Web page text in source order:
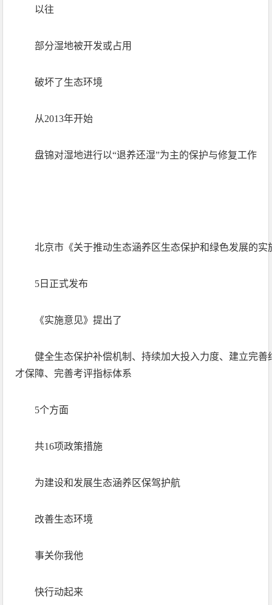
以往
部分湿地被开发或占用
破坏了生态环境
从2013年开始
盘锦对湿地进行以“退养还湿”为主的保护与修复工作
北京市《关于推动生态涵养区生态保护和绿色发展的实
5日正式发布
《实施意见》提出了
健全生态保护补偿机制、持续加大投入力度、建立完
才保障、完善考评指标体系
5个方面
共16项政策措施
为建设和发展生态涵养区保驾护航
改善生态环境
事关你我他
快行动起来